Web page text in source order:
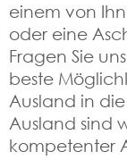
einem von
oder eine
Fragen Sie
beste
Ausland in
Ausland sind
kompetenter